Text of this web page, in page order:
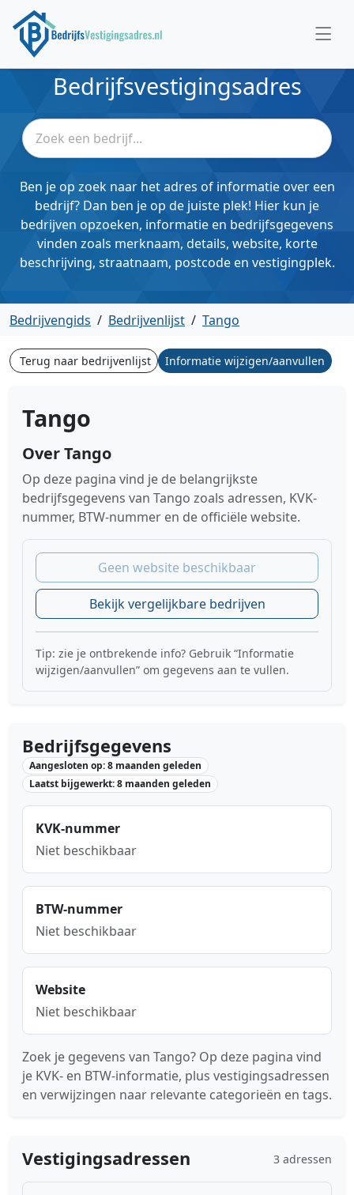
Bedrijfsvestigingsadres
Ben je op zoek naar het adres of informatie over een
bedrijf? Dan ben je op de juiste plek! Hier kun je
bedrijven opzoeken, informatie en bedrijfsgegevens
vinden zoals merknaam, details, website, korte
beschrijving, straatnaam, postcode en vestigingplek.
Bedrijvengids / Bedrijvenlijst / Tango
Terug naar bedrijvenlijst Informatie wijzigen/aanvullen
Tango
Over Tango
Op deze pagina vind je de belangrijkste
bedrijfsgegevens van Tango zoals adressen, KVK-
nummer, BTW-nummer en de officiële website.
Geen website beschikbaar
Bekijk vergelijkbare bedrijven
Tip: zie je ontbrekende info? Gebruik “Informatie
wijzigen/aanvullen” om gegevens aan te vullen.
Bedrijfsgegevens
Aangesloten op: 8 maanden geleden
Laatst bijgewerkt: 8 maanden geleden
KVK-nummer
Niet beschikbaar
BTW-nummer
Niet beschikbaar
Website
Niet beschikbaar
Zoek je gegevens van Tango? Op deze pagina vind
je KVK- en BTW-informatie, plus vestigingsadressen
en verwijzingen naar relevante categorieën en tags.
Vestigingsadressen 3 adressen